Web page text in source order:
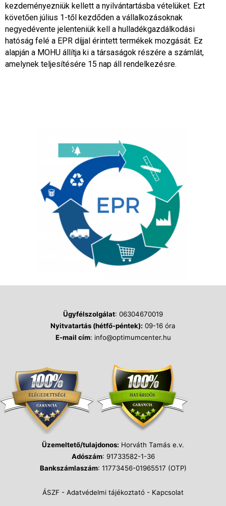
kezdeményezniük kellett a nyilvántartásba vételüket. Ezt
követően július 1-től kezdőden a vállalkozásoknak
negyedévente jelenteniük kell a hulladékgazdálkodási
hatóság felé a EPR díjjal érintett termékek mozgását. Ez
alapján a MOHU állítja ki a társaságok részére a számlát,
amelynek teljesítésére 15 nap áll rendelkezésre.
Ügyfélszolgálat: 06304670019
Nyitvatartás (hétfő-péntek): 09-16 óra
E-mail cím: info@optimumcenter.hu
Üzemeltető/tulajdonos: Horváth Tamás e.v.
Adószám: 91733582-1-36
Bankszámlaszám: 11773456-01965517 (OTP)
ÁSZF - Adatvédelmi tájékoztató - Kapcsolat